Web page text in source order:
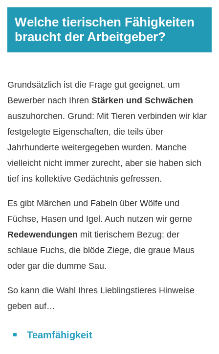
Welche tierischen Fähigkeiten
braucht der Arbeitgeber?
Grundsätzlich ist die Frage gut geeignet, um
Bewerber nach Ihren Stärken und Schwächen
auszuhorchen. Grund: Mit Tieren verbinden wir klar
festgelegte Eigenschaften, die teils über
Jahrhunderte weitergegeben wurden. Manche
vielleicht nicht immer zurecht, aber sie haben sich
tief ins kollektive Gedächtnis gefressen.
Es gibt Märchen und Fabeln über Wölfe und
Füchse, Hasen und Igel. Auch nutzen wir gerne
Redewendungen mit tierischem Bezug: der
schlaue Fuchs, die blöde Ziege, die graue Maus
oder gar die dumme Sau.
So kann die Wahl Ihres Lieblingstieres Hinweise
geben auf…
Teamfähigkeit